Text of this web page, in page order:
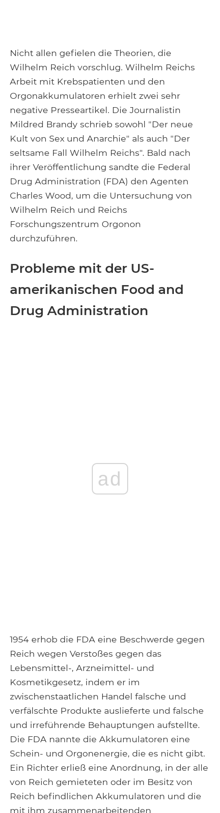
Nicht allen gefielen die Theorien, die
Wilhelm Reich vorschlug. Wilhelm Reichs
Arbeit mit Krebspatienten und den
Orgonakkumulatoren erhielt zwei sehr
negative Presseartikel. Die Journalistin
Mildred Brandy schrieb sowohl "Der neue
Kult von Sex und Anarchie" als auch "Der
seltsame Fall Wilhelm Reichs". Bald nach
ihrer Veröffentlichung sandte die Federal
Drug Administration (FDA) den Agenten
Charles Wood, um die Untersuchung von
Wilhelm Reich und Reichs
Forschungszentrum Orgonon
durchzuführen.
Probleme mit der US-
amerikanischen Food and
Drug Administration
ad
1954 erhob die FDA eine Beschwerde gegen
Reich wegen Verstoßes gegen das
Lebensmittel-, Arzneimittel- und
Kosmetikgesetz, indem er im
zwischenstaatlichen Handel falsche und
verfälschte Produkte auslieferte und falsche
und irreführende Behauptungen aufstellte.
Die FDA nannte die Akkumulatoren eine
Schein- und Orgonenergie, die es nicht gibt.
Ein Richter erließ eine Anordnung, in der alle
von Reich gemieteten oder im Besitz von
Reich befindlichen Akkumulatoren und die
mit ihm zusammenarbeitenden